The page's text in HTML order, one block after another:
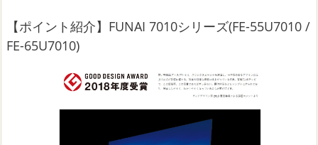
【ポイント紹介】FUNAI 7010シリーズ(FE-55U7010 /
FE-65U7010)